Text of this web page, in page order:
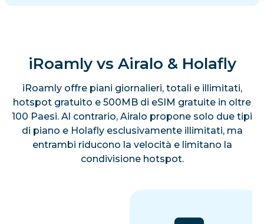
iRoamly vs Airalo & Holafly
iRoamly offre piani giornalieri, totali e illimitati,
hotspot gratuito e 500MB di eSIM gratuite in oltre
100 Paesi. Al contrario, Airalo propone solo due tipi
di piano e Holafly esclusivamente illimitati, ma
entrambi riducono la velocità e limitano la
condivisione hotspot.